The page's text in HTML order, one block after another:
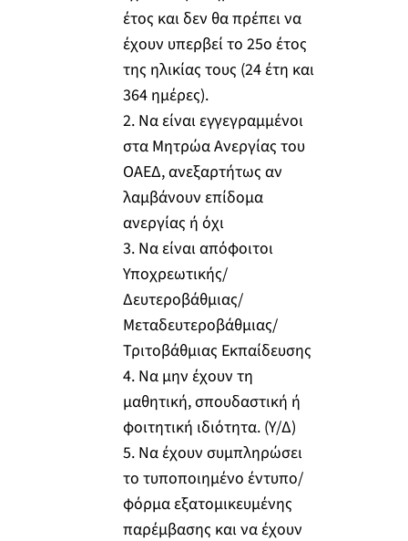
έτος και δεν θα πρέπει να
έχουν υπερβεί το 25o έτος
της ηλικίας τους (24 έτη και
364 ημέρες).
2. Να είναι εγγεγραμμένοι
στα Μητρώα Ανεργίας του
ΟΑΕΔ, ανεξαρτήτως αν
λαμβάνουν επίδομα
ανεργίας ή όχι
3. Να είναι απόφοιτοι
Υποχρεωτικής/
Δευτεροβάθμιας/
Μεταδευτεροβάθμιας/
Τριτοβάθμιας Εκπαίδευσης
4. Να μην έχουν τη
μαθητική, σπουδαστική ή
φοιτητική ιδιότητα. (Υ/Δ)
5. Να έχουν συμπληρώσει
το τυποποιημένο έντυπο/
φόρμα εξατομικευμένης
παρέμβασης και να έχουν